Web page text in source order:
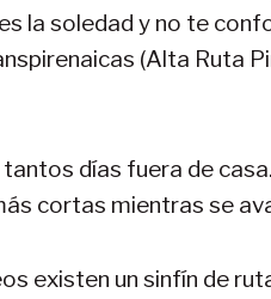
la soledad y no te
(Alta Ruta
días fuera de
cortas mientras se
existen un sinfín de